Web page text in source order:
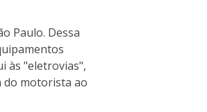
Paulo. Dessa
às "eletrovias",
do motorista ao